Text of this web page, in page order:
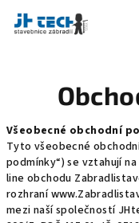
obsah
Všeobecné obchodní
Tyto všeobecné
podmínky“) se vztahují
line obchodu
rozhraní
mezi naší společností